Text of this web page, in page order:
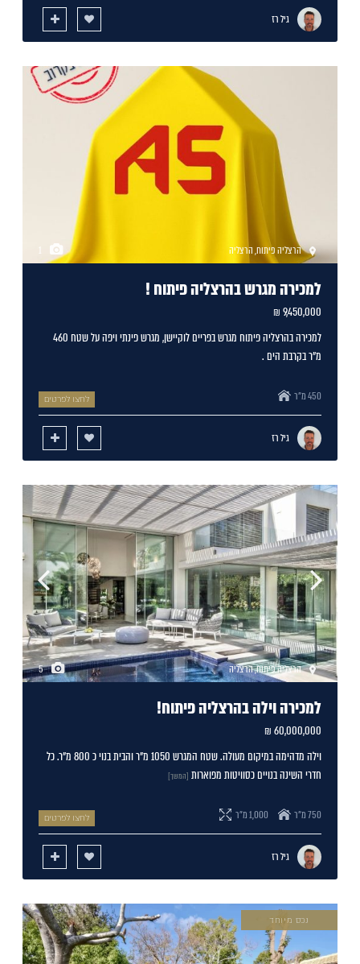
גיל רז
הרצליה פיתוח,הרצליה
למכירה מגרש בהרצליה פיתוח !
9,450,000 ₪
למכירה בהרצליה פיתוח מגרש בפריים לוקיישן, מגרש פינתי ויפה על שטח 460
מ"ר בקרבת הים .
450 מ"ר לחצו לפרטים
גיל רז
5 הרצליה פיתוח,הרצליה
למכירה וילה בהרצליה פיתוח!
60,000,000 ₪
וילה מדהימה במיקום מעולה. שטח המגרש 1050 מ"ר והבית בנוי כ 800 מ"ר. כל
חדרי השינה בנויים כסוויטות מפוארות [המשך]
750 מ"ר 1,000 מ"ר לחצו לפרטים
גיל רז
נכס מיוחד